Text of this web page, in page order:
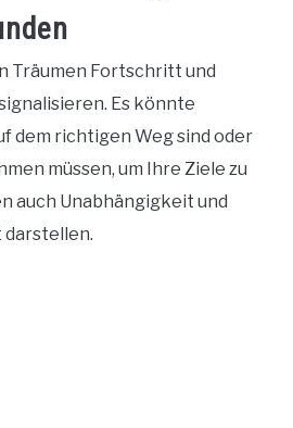
Träumen Fortschritt und
Es könnte
dem richtigen Weg sind oder
müssen, um Ihre Ziele zu
auch Unabhängigkeit und